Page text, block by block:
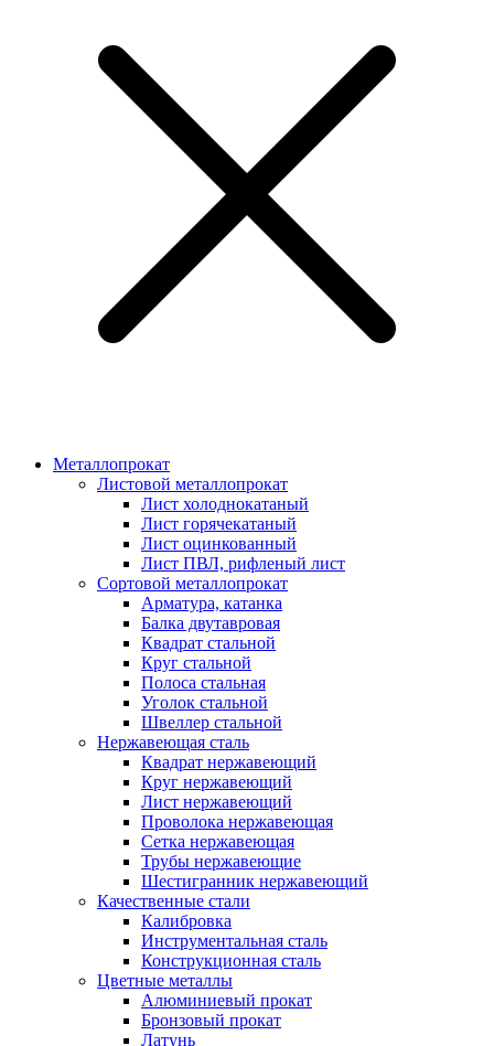
Металлопрокат
Листовой металлопрокат
Лист холоднокатаный
Лист горячекатаный
Лист оцинкованный
Лист ПВЛ, рифленый лист
Сортовой металлопрокат
Арматура, катанка
Балка двутавровая
Квадрат стальной
Круг стальной
Полоса стальная
Уголок стальной
Швеллер стальной
Нержавеющая сталь
Квадрат нержавеющий
Круг нержавеющий
Лист нержавеющий
Проволока нержавеющая
Сетка нержавеющая
Трубы нержавеющие
Шестигранник нержавеющий
Качественные стали
Калибровка
Инструментальная сталь
Конструкционная сталь
Цветные металлы
Алюминиевый прокат
Бронзовый прокат
Латунь